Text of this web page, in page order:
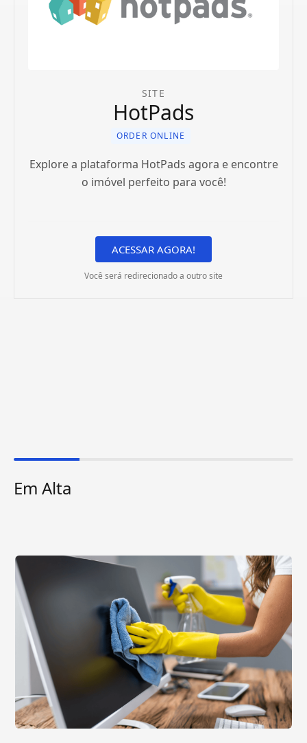
SITE
HotPads
ORDER ONLINE
Explore a plataforma HotPads agora e encontre
o imóvel perfeito para você!
ACESSAR AGORA!
Você será redirecionado a outro site
Em Alta